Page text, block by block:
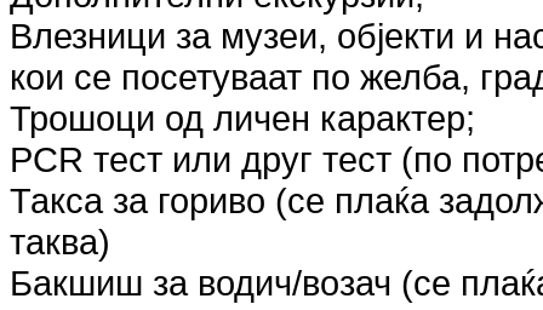
Влезници за музеи, објекти и
кои се посетуваат по желба,
Трошоци од личeн карактер;
PCR тест или друг тест (по
Такса за гориво (се плаќа
таква)
Бакшиш за водич/возач (се